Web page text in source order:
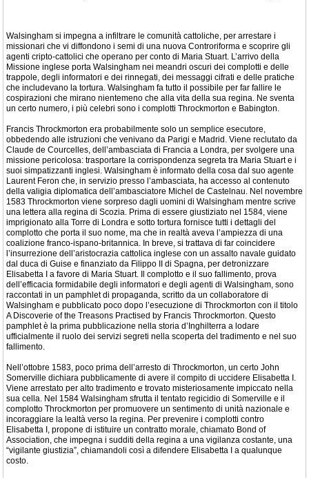
Walsingham si impegna a infiltrare le comunità cattoliche, per arrestare i
missionari che vi diffondono i semi di una nuova Controriforma e scoprire gli
agenti cripto-cattolici che operano per conto di Maria Stuart. L’arrivo della
Missione inglese porta Walsingham nei meandri oscuri dei complotti e delle
trappole, degli informatori e dei rinnegati, dei messaggi cifrati e delle pratiche
che includevano la tortura. Walsingham fa tutto il possibile per far fallire le
cospirazioni che mirano nientemeno che alla vita della sua regina. Ne sventa
un certo numero, i più celebri sono i complotti Throckmorton e Babington.
Francis Throckmorton era probabilmente solo un semplice esecutore,
obbedendo alle istruzioni che venivano da Parigi e Madrid. Viene reclutato da
Claude de Courcelles, dell’ambasciata di Francia a Londra, per svolgere una
missione pericolosa: trasportare la corrispondenza segreta tra Maria Stuart e i
suoi simpatizzanti inglesi. Walsingham è informato della cosa dal suo agente
Laurent Feron che, in servizio presso l’ambasciata, ha accesso al contenuto
della valigia diplomatica dell’ambasciatore Michel de Castelnau. Nel novembre
1583 Throckmorton viene sorpreso dagli uomini di Walsingham mentre scrive
una lettera alla regina di Scozia. Prima di essere giustiziato nel 1584, viene
imprigionato alla Torre di Londra e sotto tortura fornisce tutti i dettagli del
complotto che porta il suo nome, ma che in realtà aveva l’ampiezza di una
coalizione franco-ispano-britannica. In breve, si trattava di far coincidere
l’insurrezione dell’aristocrazia cattolica inglese con un assalto navale guidato
dal duca di Guise e finanziato da Filippo II di Spagna, per detronizzare
Elisabetta I a favore di Maria Stuart. Il complotto e il suo fallimento, prova
dell’efficacia formidabile degli informatori e degli agenti di Walsingham, sono
raccontati in un pamphlet di propaganda, scritto da un collaboratore di
Walsingham e pubblicato poco dopo l’esecuzione di Throckmorton con il titolo
A Discoverie of the Treasons Practised by Francis Throckmorton. Questo
pamphlet è la prima pubblicazione nella storia d’Inghilterra a lodare
ufficialmente il ruolo dei servizi segreti nella scoperta del tradimento e nel suo
fallimento.
Nell’ottobre 1583, poco prima dell’arresto di Throckmorton, un certo John
Somerville dichiara pubblicamente di avere il compito di uccidere Elisabetta I.
Viene arrestato per alto tradimento e trovato misteriosamente impiccato nella
sua cella. Nel 1584 Walsingham sfrutta il tentato regicidio di Somerville e il
complotto Throckmorton per promuovere un sentimento di unità nazionale e
incoraggiare la lealtà verso la regina. Per prevenire i complotti contro
Elisabetta I, propone di istituire un contratto morale, chiamato Bond of
Association, che impegna i sudditi della regina a una vigilanza costante, una
“vigilante giustizia”, chiamandoli così a difendere Elisabetta I a qualunque
costo.